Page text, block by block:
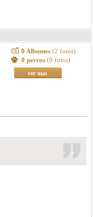
0 Albumes (2 fotos)
0 perros (0 fotos)
ver mas